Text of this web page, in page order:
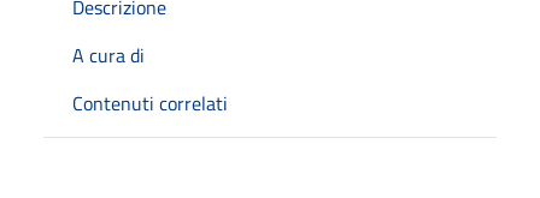
Descrizione
A cura di
Contenuti correlati